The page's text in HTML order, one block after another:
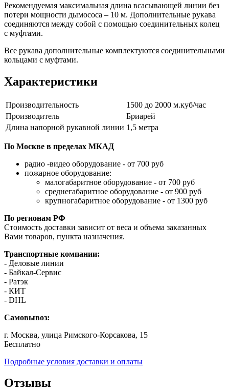
Рекомендуемая максимальная длина всасывающей линии без
потери мощности дымососа – 10 м. Дополнительные рукава
соединяются между собой с помощью соединительных колец
с муфтами.
Все рукава дополнительные комплектуются соединительными
кольцами с муфтами.
Характеристики
Производительность
1500 до 2000 м.куб/час
Производитель
Бриарей
Длина напорной рукавной линии 1,5 метра
По Москве в пределах МКАД
радио -видео оборудование - от 700 руб
пожарное оборудование:
малогабаритное оборудование - от 700 руб
среднегабаритное оборудование - от 900 руб
крупногабаритное оборудование - от 1300 руб
По регионам РФ
Стоимость доставки зависит от веса и объема заказанных
Вами товаров, пункта назначения.
Транспортные компании:
- Деловые линии
- Байкал-Сервис
- Ратэк
- КИТ
- DHL
Самовывоз:
г. Москва, улица Римского-Корсакова, 15
Бесплатно
Подробные условия доставки и оплаты
Отзывы